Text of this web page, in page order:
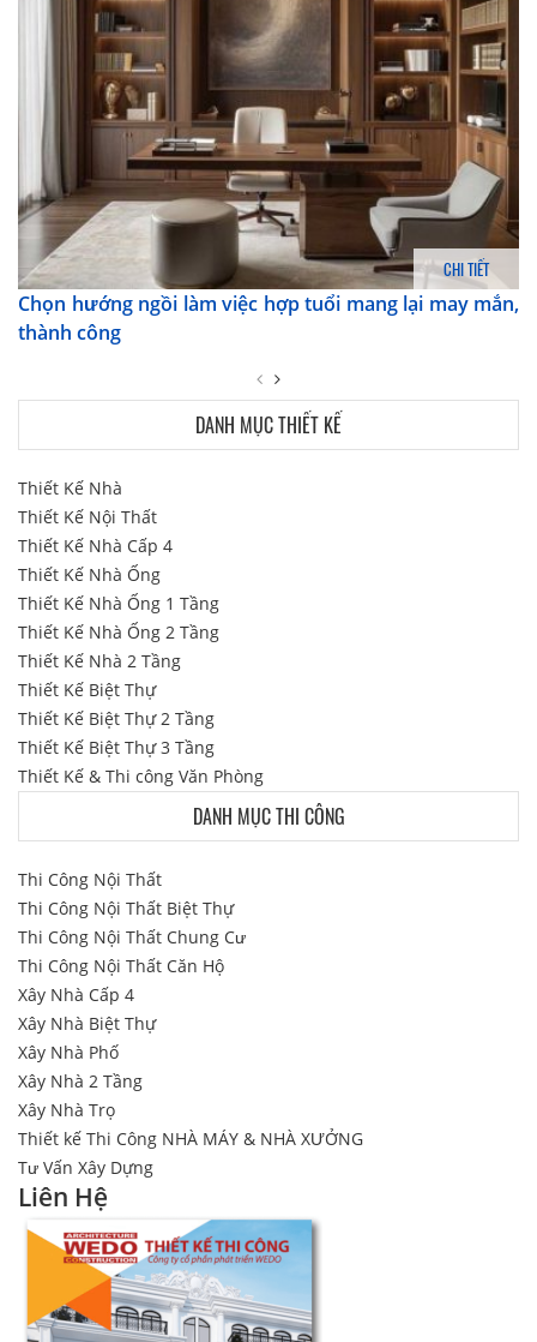
CHI TIẾT
Chọn hướng ngồi làm việc hợp tuổi mang lại may mắn,
thành công
DANH MỤC THIẾT KẾ
Thiết Kế Nhà
Thiết Kế Nội Thất
Thiết Kế Nhà Cấp 4
Thiết Kế Nhà Ống
Thiết Kế Nhà Ống 1 Tầng
Thiết Kế Nhà Ống 2 Tầng
Thiết Kế Nhà 2 Tầng
Thiết Kế Biệt Thự
Thiết Kế Biệt Thự 2 Tầng
Thiết Kế Biệt Thự 3 Tầng
Thiết Kế & Thi công Văn Phòng
DANH MỤC THI CÔNG
Thi Công Nội Thất
Thi Công Nội Thất Biệt Thự
Thi Công Nội Thất Chung Cư
Thi Công Nội Thất Căn Hộ
Xây Nhà Cấp 4
Xây Nhà Biệt Thự
Xây Nhà Phố
Xây Nhà 2 Tầng
Xây Nhà Trọ
Thiết kế Thi Công NHÀ MÁY & NHÀ XƯỞNG
Tư Vấn Xây Dựng
Liên Hệ